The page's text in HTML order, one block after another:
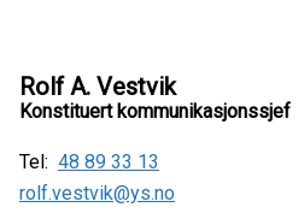
Rolf A. Vestvik
Konstituert kommunikasjonssjef
Tel: 48 89 33 13
rolf.vestvik@ys.no